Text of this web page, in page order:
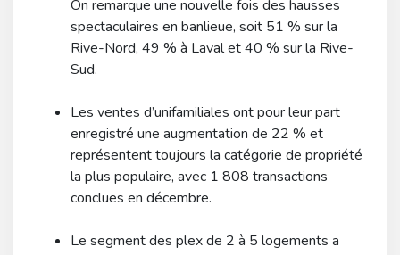
On remarque une nouvelle fois des hausses
spectaculaires en banlieue, soit 51 % sur la
Rive-Nord, 49 % à Laval et 40 % sur la Rive-
Sud.
Les ventes d’unifamiliales ont pour leur part
enregistré une augmentation de 22 % et
représentent toujours la catégorie de propriété
la plus populaire, avec 1 808 transactions
conclues en décembre.
Le segment des plex de 2 à 5 logements a